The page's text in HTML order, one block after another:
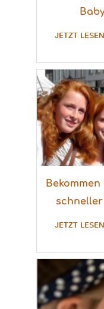
JETZT
JETZT